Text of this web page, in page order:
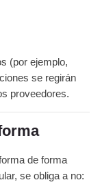
(por ejemplo,
se regirán
proveedores.
de forma
se obliga a no: